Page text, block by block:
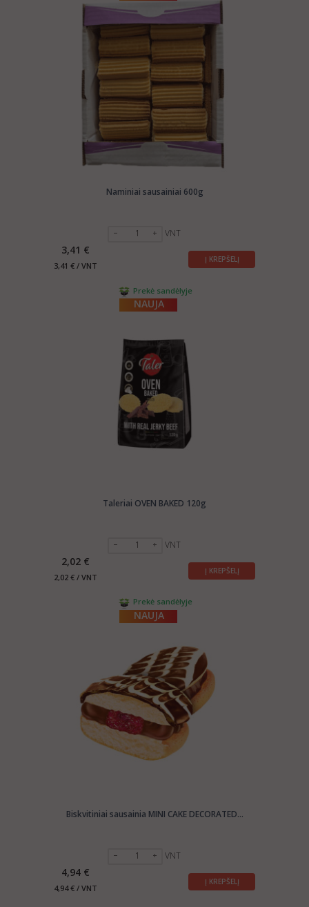
Naminiai sausainiai 600g
VNT
3,41 €
3,41 € / VNT
Į KREPŠELĮ
Prekė sandėlyje
NAUJA
Taleriai OVEN BAKED 120g
VNT
2,02 €
2,02 € / VNT
Į KREPŠELĮ
Prekė sandėlyje
NAUJA
Biskvitiniai sausainia MINI CAKE DECORATED...
VNT
4,94 €
4,94 € / VNT
Į KREPŠELĮ